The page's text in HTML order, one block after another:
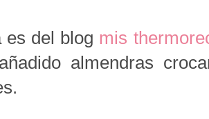
es del blog mis
almendras